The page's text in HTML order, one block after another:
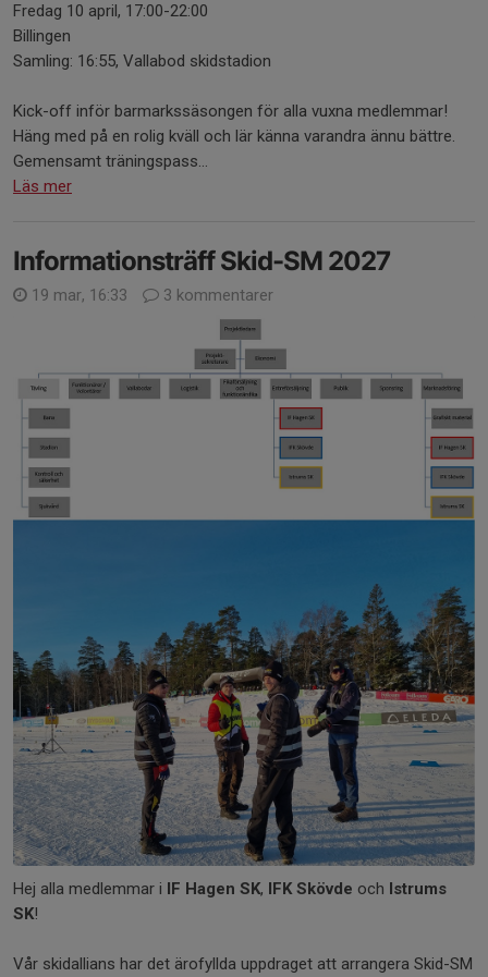
Fredag 10 april, 17:00-22:00
Billingen
Samling: 16:55, Vallabod skidstadion
Kick-off inför barmarkssäsongen för alla vuxna medlemmar!
Häng med på en rolig kväll och lär känna varandra ännu bättre.
Gemensamt träningspass...
Läs mer
Informationsträff Skid-SM 2027
19 mar, 16:33 3 kommentarer
Hej alla medlemmar i IF Hagen SK, IFK Skövde och Istrums
SK!
Vår skidallians har det ärofyllda uppdraget att arrangera Skid-SM